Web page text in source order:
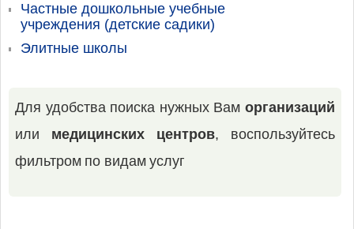
Частные дошкольные учебные
учреждения (детские садики)
Элитные школы
Для удобства поиска нужных Вам организаций
или медицинских центров, воспользуйтесь
фильтром по видам услуг